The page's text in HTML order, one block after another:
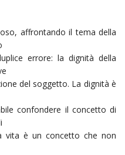
affrontando il tema della
errore: la dignità della
del soggetto. La dignità è
confondere il concetto di
vita è un concetto che non